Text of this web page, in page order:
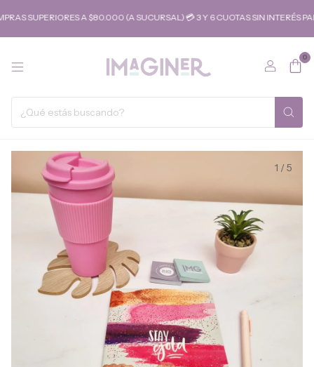
A $80.000 (A SUCURSAL) 💳 3 Y 6 CUOTAS SIN INTERÉS PARA
0
1 / 5